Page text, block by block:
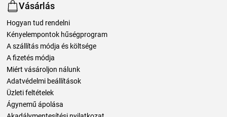
Vásárlás
Hogyan tud rendelni
Kényelempontok hűségprogram
A szállítás módja és költsége
A fizetés módja
Miért vásároljon nálunk
Adatvédelmi beállítások
Üzleti feltételek
Ágynemű ápolása